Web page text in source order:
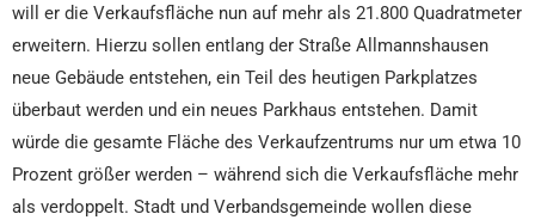
will er die Verkaufsfläche nun auf mehr als 21.800 Quadratmeter
erweitern. Hierzu sollen entlang der Straße Allmannshausen
neue Gebäude entstehen, ein Teil des heutigen Parkplatzes
überbaut werden und ein neues Parkhaus entstehen. Damit
würde die gesamte Fläche des Verkaufzentrums nur um etwa 10
Prozent größer werden – während sich die Verkaufsfläche mehr
als verdoppelt. Stadt und Verbandsgemeinde wollen diese